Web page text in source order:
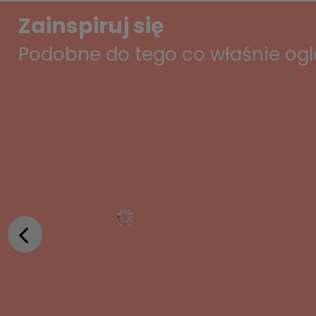
Zainspiruj się
Podobne do tego co właśnie